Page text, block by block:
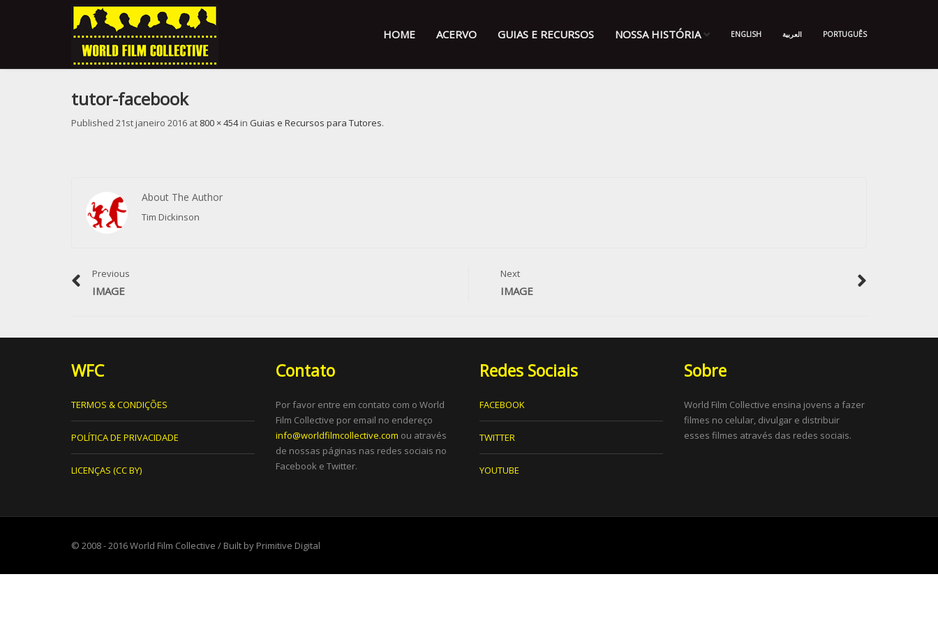
HOME ACERVO GUIAS E RECURSOS NOSSA HISTÓRIA ENGLISH العربية PORTUGUÊS
tutor-facebook
Published 21st janeiro 2016 at 800 × 454in Guias e Recursos para Tutores.
About The Author
Tim Dickinson
Previous
IMAGE
Next
IMAGE
WFC
TERMOS & CONDIÇÕES
POLÍTICA DE PRIVACIDADE
LICENÇAS (CC BY)
Contato
Por favor entre em contato com o World
Film Collective por email no endereço
info@worldfilmcollective.com ou através
de nossas páginas nas redes sociais no
Facebook e Twitter.
Redes Sociais
FACEBOOK
TWITTER
YOUTUBE
Sobre
World Film Collective ensina jovens a fazer
filmes no celular, divulgar e distribuir
esses filmes através das redes sociais.
© 2008 - 2016World Film Collective / Built by Primitive Digital